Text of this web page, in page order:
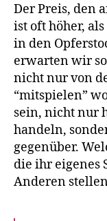
Der Preis, den
ist oft höher,
in den
erwarten wir
nicht nur von
“mitspielen”
sein, nicht nur
handeln,
gegenüber.
die ihr eigenes
Anderen